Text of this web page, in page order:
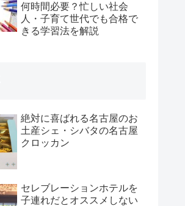
何時間必要？忙しい社会
人・子育て世代でも合格で
きる学習法を解説
絶対に喜ばれる名古屋のお
土産シェ・シバタの名古屋
クロッカン
セレブレーションホテルを
子連れだとオススメしない